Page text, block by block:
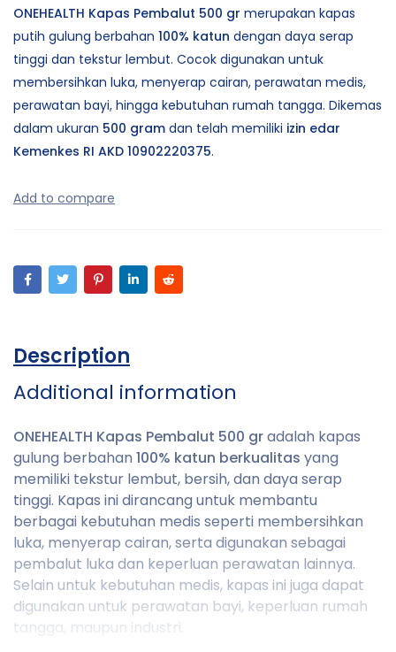
ONEHEALTH Kapas Pembalut 500 gr merupakan kapas
putih gulung berbahan 100% katun dengan daya serap
tinggi dan tekstur lembut. Cocok digunakan untuk
membersihkan luka, menyerap cairan, perawatan medis,
perawatan bayi, hingga kebutuhan rumah tangga. Dikemas
dalam ukuran 500 gram dan telah memiliki izin edar
Kemenkes RI AKD 10902220375.
Description
Additional information
ONEHEALTH Kapas Pembalut 500 gradalah kapas
gulung berbahan 100% katun berkualitas yang
memiliki tekstur lembut, bersih, dan daya serap
tinggi. Kapas ini dirancang untuk membantu
berbagai kebutuhan medis seperti membersihkan
luka, menyerap cairan, serta digunakan sebagai
pembalut luka dan keperluan perawatan lainnya.
Selain untuk kebutuhan medis, kapas ini juga dapat
digunakan untuk perawatan bayi, keperluan rumah
tangga, maupun industri.